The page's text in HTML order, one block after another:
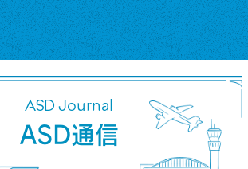
ASD Journal
ASD通信